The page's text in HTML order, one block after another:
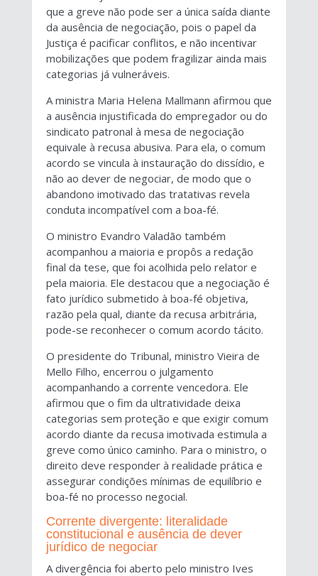
que a greve não pode ser a única saída diante
da ausência de negociação, pois o papel da
Justiça é pacificar conflitos, e não incentivar
mobilizações que podem fragilizar ainda mais
categorias já vulneráveis.
A ministra Maria Helena Mallmann afirmou que
a ausência injustificada do empregador ou do
sindicato patronal à mesa de negociação
equivale à recusa abusiva. Para ela, o comum
acordo se vincula à instauração do dissídio, e
não ao dever de negociar, de modo que o
abandono imotivado das tratativas revela
conduta incompatível com a boa-fé.
O ministro Evandro Valadão também
acompanhou a maioria e propôs a redação
final da tese, que foi acolhida pelo relator e
pela maioria. Ele destacou que a negociação é
fato jurídico submetido à boa-fé objetiva,
razão pela qual, diante da recusa arbitrária,
pode-se reconhecer o comum acordo tácito.
O presidente do Tribunal, ministro Vieira de
Mello Filho, encerrou o julgamento
acompanhando a corrente vencedora. Ele
afirmou que o fim da ultratividade deixa
categorias sem proteção e que exigir comum
acordo diante da recusa imotivada estimula a
greve como único caminho. Para o ministro, o
direito deve responder à realidade prática e
assegurar condições mínimas de equilíbrio e
boa-fé no processo negocial.
Corrente divergente: literalidade
constitucional e ausência de dever
jurídico de negociar
A divergência foi aberto pelo ministro Ives